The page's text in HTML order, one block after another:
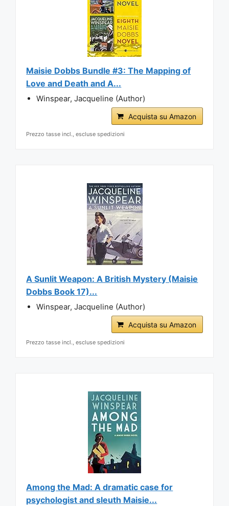
Maisie Dobbs Bundle #3: The Mapping of
Love and Death and A...
Winspear, Jacqueline (Author)
Acquista su Amazon
Prezzo tasse incl., escluse spedizioni
A Sunlit Weapon: A British Mystery (Maisie
Dobbs Book 17)...
Winspear, Jacqueline (Author)
Acquista su Amazon
Prezzo tasse incl., escluse spedizioni
Among the Mad: A dramatic case for
psychologist and sleuth Maisie...